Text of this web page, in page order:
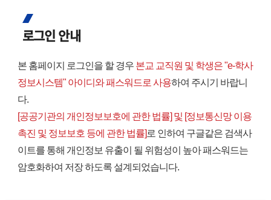
로그인 안내
본 홈페이지 로그인을 할 경우 본교 교직원 및 학생은 "e-학사
정보시스템" 아이디와 패스워드로 사용하여 주시기 바랍니
다.
[공공기관의 개인정보보호에 관한 법률] 및 [정보통신망 이용
촉진 및 정보보호 등에 관한 법률] 로 인하여 구글같은 검색사
이트를 통해 개인정보 유출이 될 위험성이 높아 패스워드는
암호화하여 저장 하도록 설계되었습니다.